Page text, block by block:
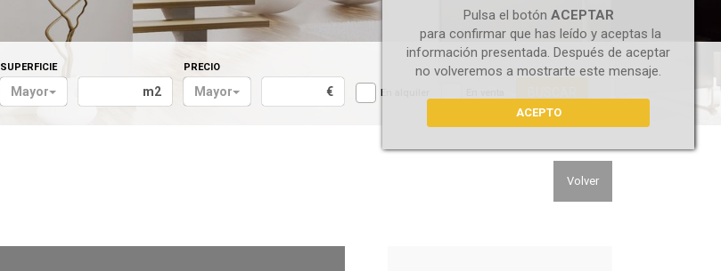
Pulsa el botón ACEPTAR
para confirmar que has leído y aceptas la
información presentada. Después de aceptar
no volveremos a mostrarte este mensaje.
ACEPTO
SUPERFICIE
Mayor m2
PRECIO
Mayor € En alquiler
Volver